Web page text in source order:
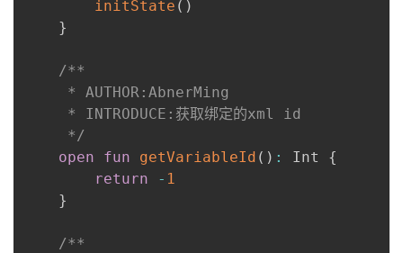
initState ( )
}
/**
     * AUTHOR:AbnerMing
     * INTRODUCE:获取绑定的xml id
     */
open
fun getVariableId ( ) : Int {
return
- 1
}
/**